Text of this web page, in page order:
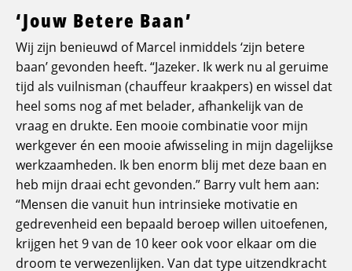
‘Jouw Betere Baan’
Wij zijn benieuwd of Marcel inmiddels ‘zijn betere
baan’ gevonden heeft. “Jazeker. Ik werk nu al geruime
tijd als vuilnisman (chauffeur kraakpers) en wissel dat
heel soms nog af met belader, afhankelijk van de
vraag en drukte. Een mooie combinatie voor mijn
werkgever én een mooie afwisseling in mijn dagelijkse
werkzaamheden. Ik ben enorm blij met deze baan en
heb mijn draai echt gevonden.” Barry vult hem aan:
“Mensen die vanuit hun intrinsieke motivatie en
gedrevenheid een bepaald beroep willen uitoefenen,
krijgen het 9 van de 10 keer ook voor elkaar om die
droom te verwezenlijken. Van dat type uitzendkracht